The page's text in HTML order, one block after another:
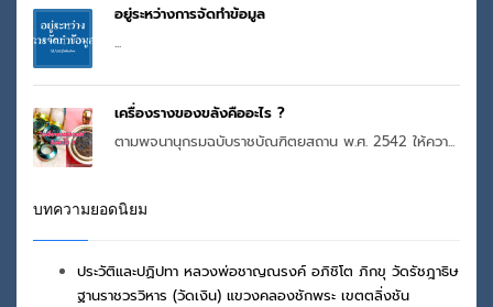
อยู่ระหว่างการจัดทำข้อมูล
...
เครื่องรางของขลังคืออะไร ?
ตามพจนานุกรมฉบับราชบัณฑิตยสถาน พ.ศ. 2542 ให้ควา...
บทความยอดนิยม
ประวัติและปฏิปทา หลวงพ่อชาญณรงค์ อภิชิโต ภิกขุ วัดรัชฎาธิษ
ฐานราชวรวิหาร (วัดเงิน) แขวงคลองชักพระ เขตตลิ่งชัน